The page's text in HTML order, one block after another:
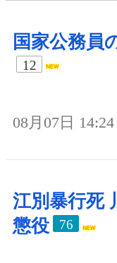
国家公務員
12
08月07日 14:24
江別暴行死
懲役
76